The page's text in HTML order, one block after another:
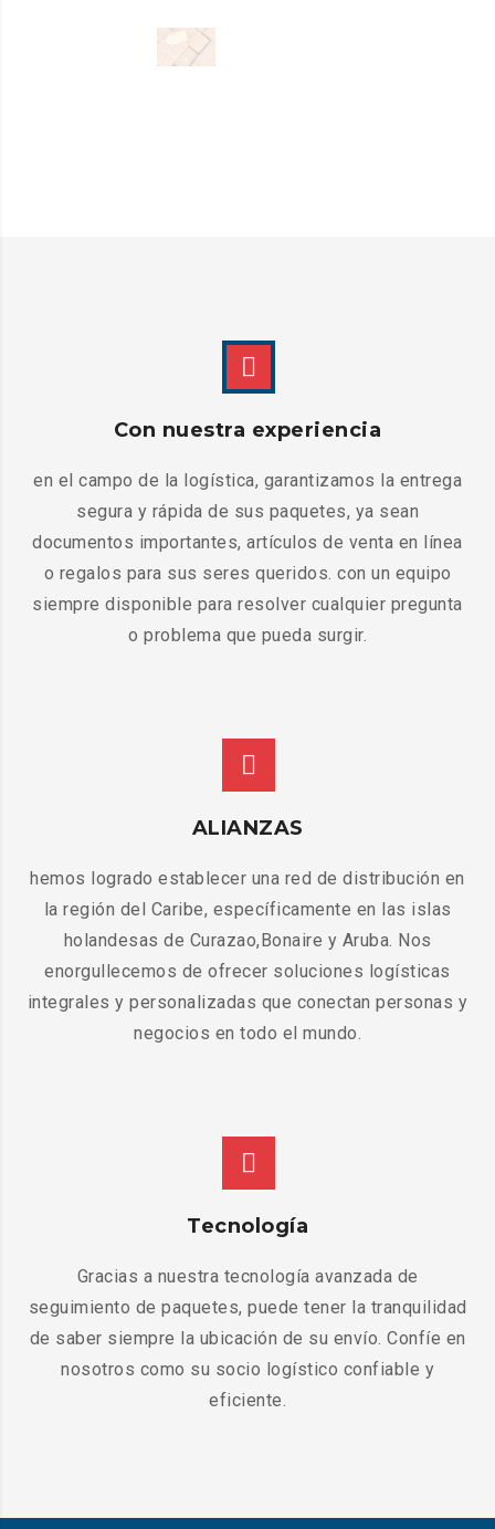
Con nuestra experiencia
en el campo de la logística, garantizamos la entrega
segura y rápida de sus paquetes, ya sean
documentos importantes, artículos de venta en línea
o regalos para sus seres queridos. con un equipo
siempre disponible para resolver cualquier pregunta
o problema que pueda surgir.
ALIANZAS
hemos logrado establecer una red de distribución en
la región del Caribe, específicamente en las islas
holandesas de Curazao,Bonaire y Aruba. Nos
enorgullecemos de ofrecer soluciones logísticas
integrales y personalizadas que conectan personas y
negocios en todo el mundo.
Tecnología
Gracias a nuestra tecnología avanzada de
seguimiento de paquetes, puede tener la tranquilidad
de saber siempre la ubicación de su envío. Confíe en
nosotros como su socio logístico confiable y
eficiente.